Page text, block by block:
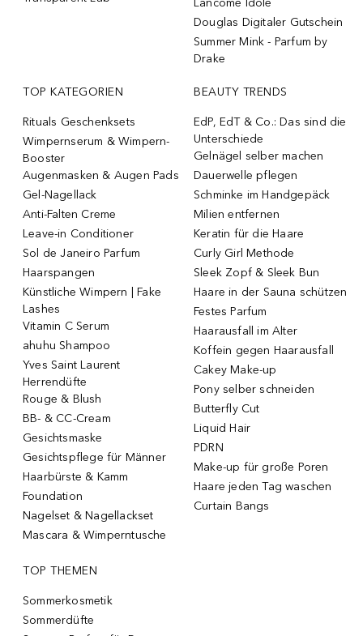
Lancôme Idôle
Douglas Digitaler Gutschein
Summer Mink - Parfum by
Drake
TOP KATEGORIEN
Rituals Geschenksets
Wimpernserum & Wimpern-
Booster
Augenmasken & Augen Pads
Gel-Nagellack
Anti-Falten Creme
Leave-in Conditioner
Sol de Janeiro Parfum
Haarspangen
Künstliche Wimpern | Fake
Lashes
Vitamin C Serum
ahuhu Shampoo
Yves Saint Laurent
Herrendüfte
Rouge & Blush
BB- & CC-Cream
Gesichtsmaske
Gesichtspflege für Männer
Haarbürste & Kamm
Foundation
Nagelset & Nagellackset
Mascara & Wimperntusche
BEAUTY TRENDS
EdP, EdT & Co.: Das sind die
Unterschiede
Gelnägel selber machen
Dauerwelle pflegen
Schminke im Handgepäck
Milien entfernen
Keratin für die Haare
Curly Girl Methode
Sleek Zopf & Sleek Bun
Haare in der Sauna schützen
Festes Parfum
Haarausfall im Alter
Koffein gegen Haarausfall
Cakey Make-up
Pony selber schneiden
Butterfly Cut
Liquid Hair
PDRN
Make-up für große Poren
Haare jeden Tag waschen
Curtain Bangs
TOP THEMEN
Sommerkosmetik
Sommerdüfte